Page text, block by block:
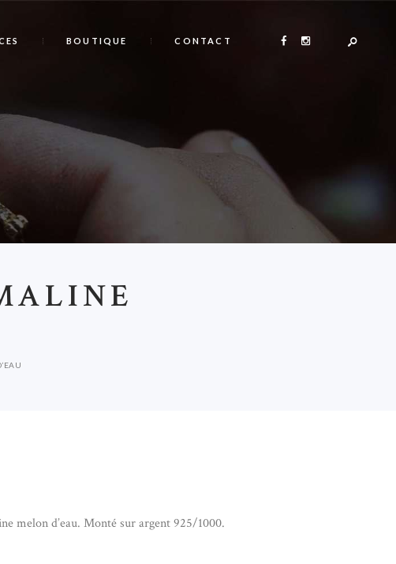
BOUTIQUE CONTACT
melon d’eau. Monté sur argent 925/1000.